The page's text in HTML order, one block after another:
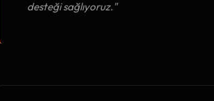
desteği sağlıyoruz."